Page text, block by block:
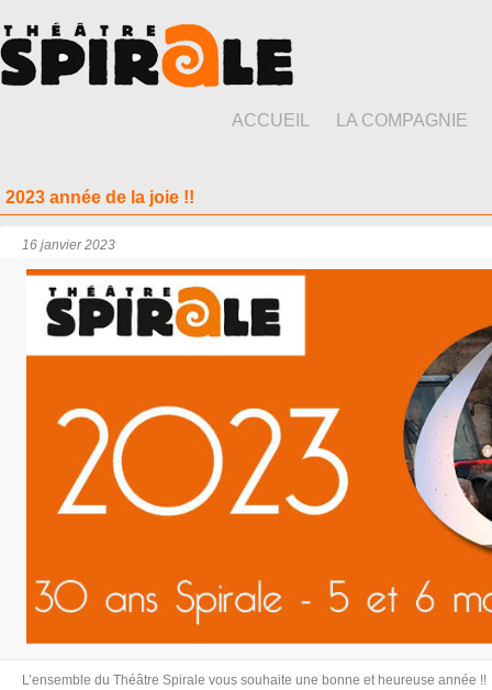
ACCUEIL LA COMPAGNIE
2023 année de la joie !!
16 janvier 2023
L’ensemble du Théâtre Spirale vous souhaite une bonne et heureuse année !!